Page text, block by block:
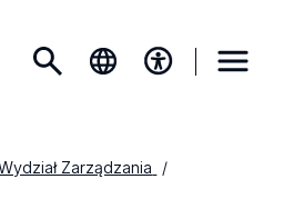
Zarządzania